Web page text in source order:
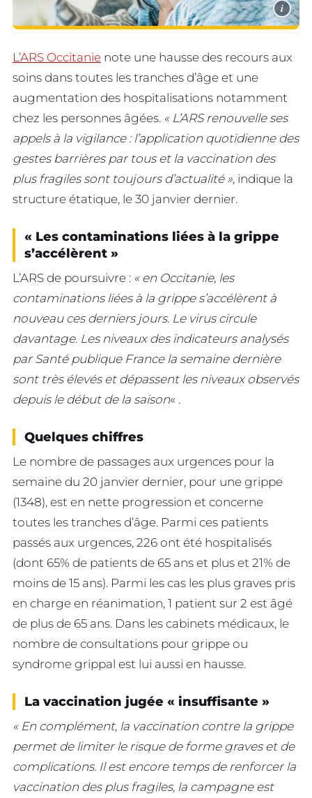
i
L’ARS Occitanie note une hausse des recours aux
soins dans toutes les tranches d’âge et une
augmentation des hospitalisations notamment
chez les personnes âgées. « L’ARS renouvelle ses
appels à la vigilance : l’application quotidienne des
gestes barrières par tous et la vaccination des
plus fragiles sont toujours d’actualité », indique la
structure étatique, le 30 janvier dernier.
« Les contaminations liées à la grippe
s’accélèrent »
L’ARS de poursuivre : « en Occitanie, les
contaminations liées à la grippe s’accélèrent à
nouveau ces derniers jours. Le virus circule
davantage. Les niveaux des indicateurs analysés
par Santé publique France la semaine dernière
sont très élevés et dépassent les niveaux observés
depuis le début de la saison« .
Quelques chiffres
Le nombre de passages aux urgences pour la
semaine du 20 janvier dernier, pour une grippe
(1348), est en nette progression et concerne
toutes les tranches d’âge. Parmi ces patients
passés aux urgences, 226 ont été hospitalisés
(dont 65% de patients de 65 ans et plus et 21% de
moins de 15 ans). Parmi les cas les plus graves pris
en charge en réanimation, 1 patient sur 2 est âgé
de plus de 65 ans. Dans les cabinets médicaux, le
nombre de consultations pour grippe ou
syndrome grippal est lui aussi en hausse.
La vaccination jugée « insuffisante »
« En complément, la vaccination contre la grippe
permet de limiter le risque de forme graves et de
complications. Il est encore temps de renforcer la
vaccination des plus fragiles, la campagne est